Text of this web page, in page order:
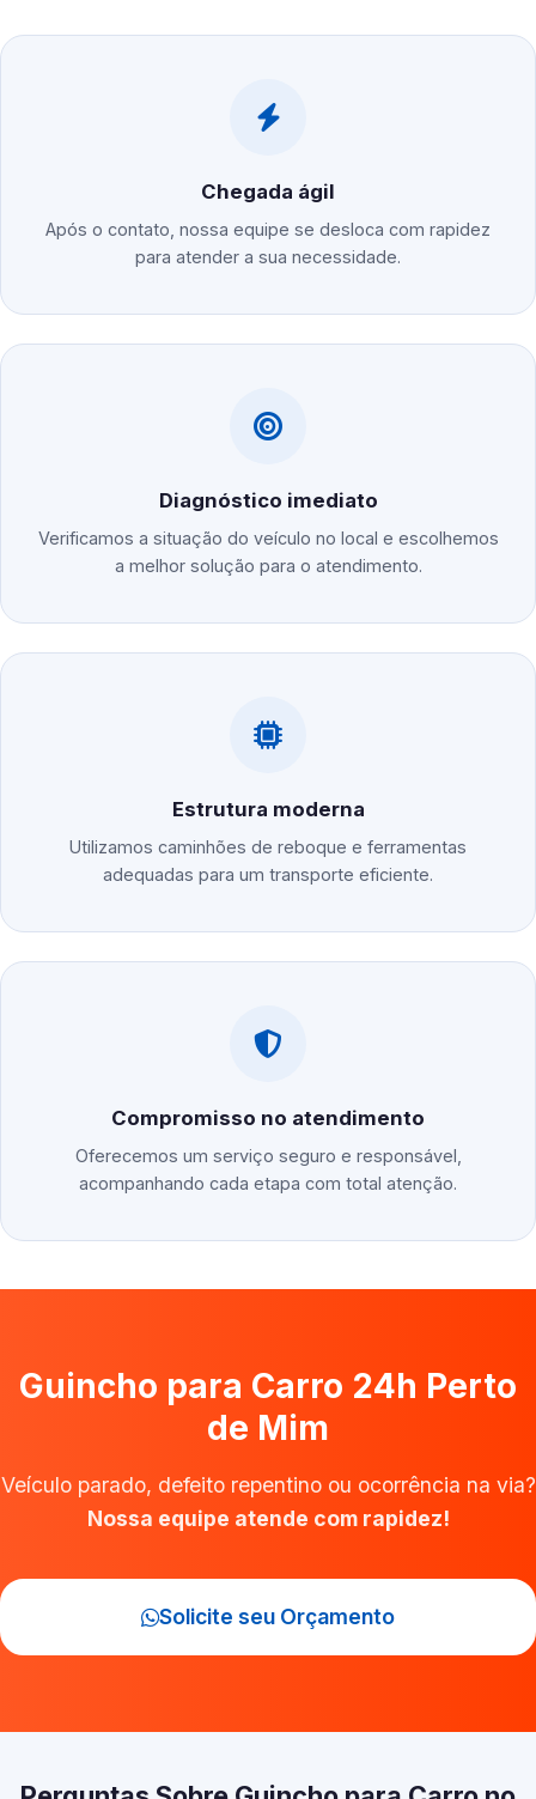
Chegada ágil
Após o contato, nossa equipe se desloca com rapidez
para atender a sua necessidade.
Diagnóstico imediato
Verificamos a situação do veículo no local e escolhemos
a melhor solução para o atendimento.
Estrutura moderna
Utilizamos caminhões de reboque e ferramentas
adequadas para um transporte eficiente.
Compromisso no atendimento
Oferecemos um serviço seguro e responsável,
acompanhando cada etapa com total atenção.
Guincho para Carro 24h Perto
de Mim
Veículo parado, defeito repentino ou ocorrência na via?
Nossa equipe atende com rapidez!
Solicite seu Orçamento